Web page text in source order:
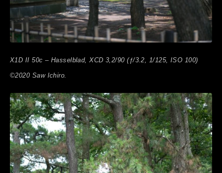
X1D II 50c – Hasselblad, XCD 3,2/90 (ƒ/3.2, 1/125, ISO 100)
©2020 Saw Ichiro.